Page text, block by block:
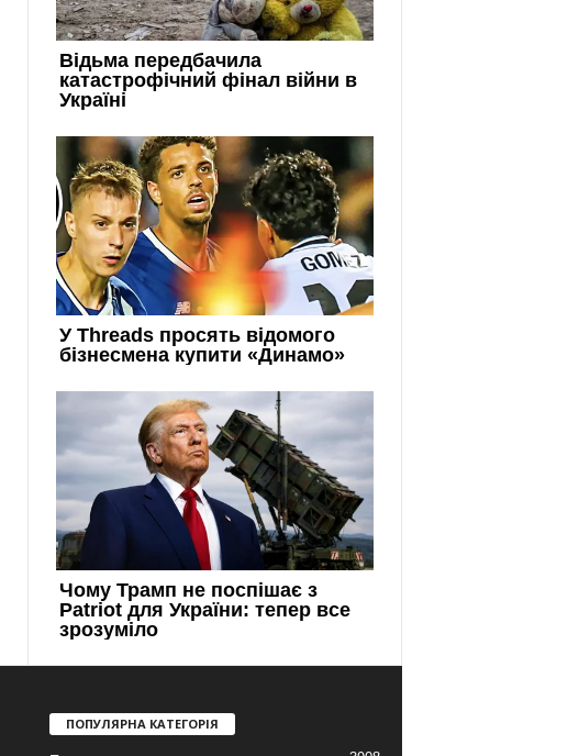
ПОПУЛЯРНА КАТЕГОРІЯ